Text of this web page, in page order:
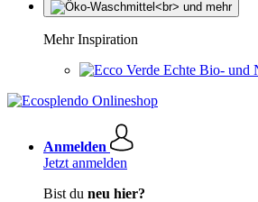
Mehr Inspiration
Echte Bio- und
Anmelden
Jetzt anmelden
Bist du neu hier?